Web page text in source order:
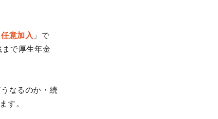
任意加入 」で
で厚生年金
なるのか・続
す。